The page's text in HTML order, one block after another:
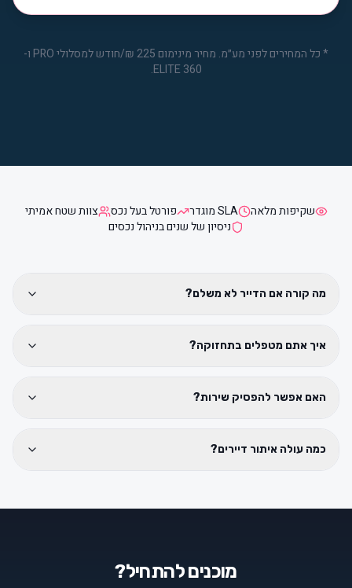
*
כל המחירים לפני מע״מ. מחיר מינימום 225 ₪/חודש למסלולי PRO ו-
ELITE 360.
שקיפות מלאה SLA מוגדר פורטל בעל נכס
צוות שטח אמיתי
ניסיון של שנים בניהול נכסים
מה קורה אם הדייר לא משלם?
איך אתם מטפלים בתחזוקה?
האם אפשר להפסיק שירות?
כמה עולה איתור דיירים?
מוכנים להתחיל?